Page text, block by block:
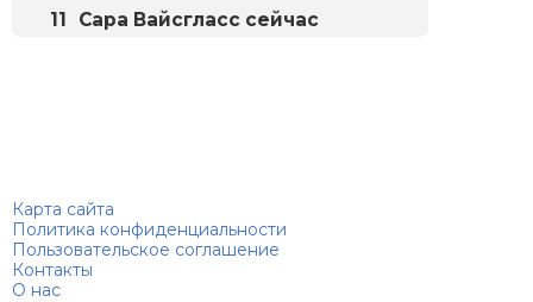
Сара Вайсгласс сейчас
Карта сайта
Политика конфиденциальности
Пользовательское соглашение
Контакты
О нас